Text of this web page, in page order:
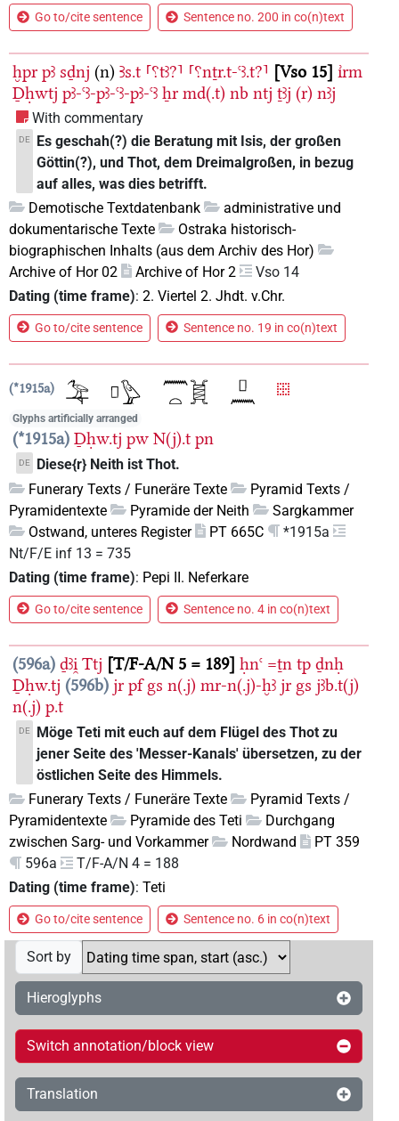
Go to/cite sentence Sentence no. 200 in co(n)text
ḫpr pꜣ sḏnj (n) Ꜣs.t ⸢⸮tꜣ?⸣ ⸢⸮nṯr.t-ꜥꜣ.t?⸣ Vso 15 ı͗rm
Ḏḥwtj pꜣ-ꜥꜣ-pꜣ-ꜥꜣ-pꜣ-ꜥꜣ ẖr md(.t) nb ntj ṯꜣj (r) nꜣj
With commentary
DE
Es geschah(?) die Beratung mit Isis, der großen
Göttin(?), und Thot, dem Dreimalgroßen, in bezug
auf alles, was dies betrifft.
Demotische Textdatenbank
administrative und
dokumentarische Texte
Ostraka historisch-
biographischen Inhalts (aus dem Archiv des Hor)
Archive of Hor 02
Archive of Hor 2
Vso 14
Dating (time frame): 2. Viertel 2. Jhdt. v.Chr.
Go to/cite sentence Sentence no. 19 in co(n)text
*1915a
Glyphs artificially arranged
*1915a Ḏḥw.tj pw N(j).t pn
DE
Diese{r} Neith ist Thot.
Funerary Texts / Funeräre Texte
Pyramid Texts /
Pyramidentexte
Pyramide der Neith
Sargkammer
Ostwand, unteres Register
PT 665C
*1915a
Nt/F/E inf 13 = 735
Dating (time frame): Pepi II. Neferkare
Go to/cite sentence Sentence no. 4 in co(n)text
596a ḏꜣi̯ Ttj T/F-A/N 5 = 189 ḥnꜥ =ṯn tp ḏnḥ
Ḏḥw.tj 596b jr pf gs n(.j) mr-n(.j)-ḫꜣ jr gs jꜣb.t(j)
n(.j) p.t
DE
Möge Teti mit euch auf dem Flügel des Thot zu
jener Seite des 'Messer-Kanals' übersetzen, zu der
östlichen Seite des Himmels.
Funerary Texts / Funeräre Texte
Pyramid Texts /
Pyramidentexte
Pyramide des Teti
Durchgang
zwischen Sarg- und Vorkammer
Nordwand
PT 359
596a
T/F-A/N 4 = 188
Dating (time frame): Teti
Go to/cite sentence Sentence no. 6 in co(n)text
Sort by
Hieroglyphs
Switch annotation/block view
Translation